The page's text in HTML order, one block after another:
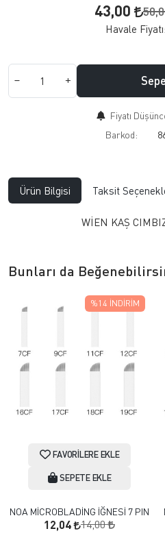
43,00
Havale Fiyatı:
Fiyatı
Barkod:
Ürün Bilgisi Taksit
WİEN KAŞ
Bunları da
FAVORILERE EKLE
SEPETE EKLE
NOA MİCROBLADİNG İĞNESİ 7 PIN
12,04 14,00
%14 İNDIRIM